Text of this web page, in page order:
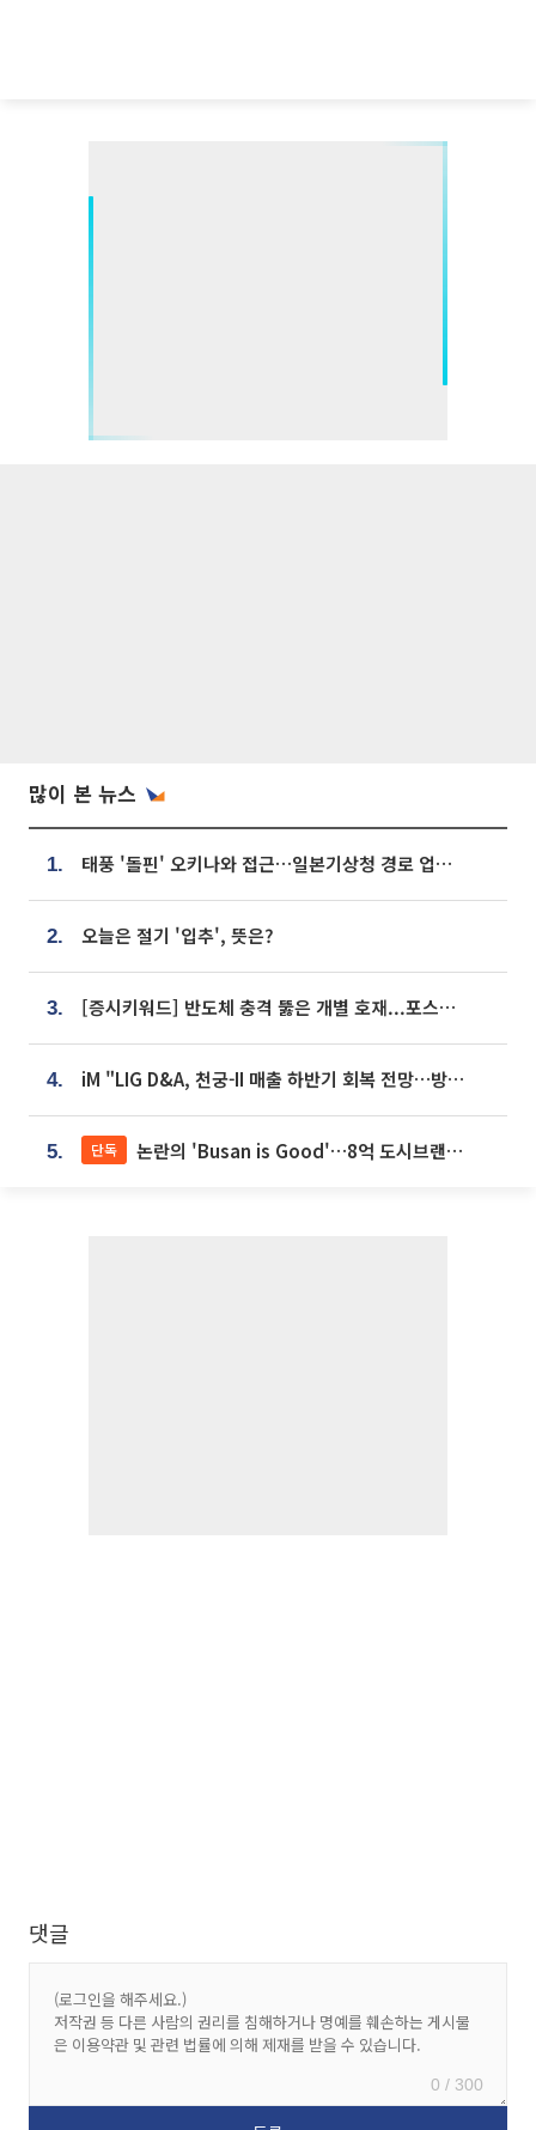
많이 본 뉴스
1. 태풍 '돌핀' 오키나와 접근…일본기상청 경로 업데이트
2. 오늘은 절기 '입추', 뜻은?
3. [증시키워드] 반도체 충격 뚫은 개별 호재...포스코퓨처엠·에코프로·한화솔루션 '눈길'
4. iM "LIG D&A, 천궁-II 매출 하반기 회복 전망…방산 톱픽 유지"
5. 단독 논란의 'Busan is Good'…8억 도시브랜드, 용산 대통령실 CI 업체가 수행
댓글
0 / 300